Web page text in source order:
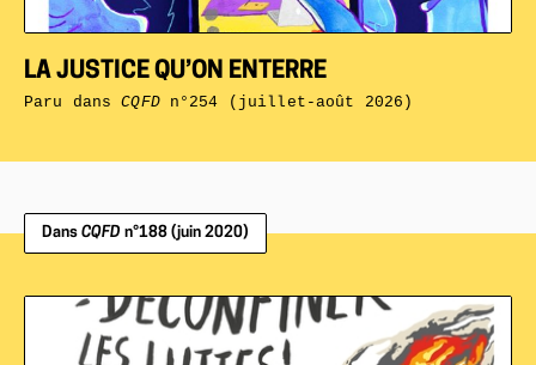
LA JUSTICE QU’ON ENTERRE
Paru dansCQFDn°254 (juillet-août 2026)
Dans CQFD n°188 (juin 2020)